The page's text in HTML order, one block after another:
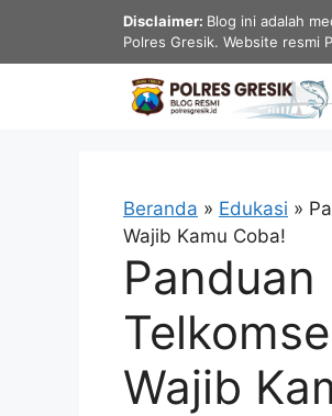
isi
Disclaimer: Blog ini adalah
Polres Gresik. Website resmi
Beranda » Edukasi »
Wajib Kamu Coba!
Wajib